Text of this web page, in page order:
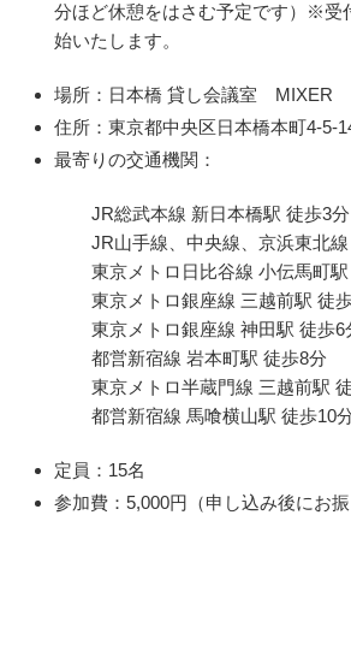
分ほど休憩をはさむ予定です）※受
始いたします。
場所：日本橋 貸し会議室 MIXER
住所：東京都中央区日本橋本町4-5-
最寄りの交通機関：
JR総武本線 新日本橋駅 徒歩3分
JR山手線、中央線、京浜東北
東京メトロ日比谷線 小伝馬町
東京メトロ銀座線 三越前駅 徒
東京メトロ銀座線 神田駅 徒歩6
都営新宿線 岩本町駅 徒歩8分
東京メトロ半蔵門線 三越前駅
都営新宿線 馬喰横山駅 徒歩10
定員：15名
参加費：5,000円（申し込み後にお振